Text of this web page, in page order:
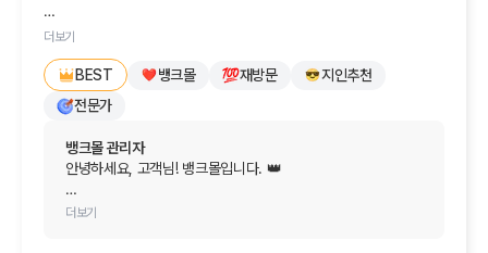
언제든 뱅크몰을 편하게 찾아주세요. 늘 고객님의 든든한
막막했던 고민은 모두 털어버리시고, 새로 맞이할 공간에서 늘
기쁜 일과 행복만 가득하시길 진심으로 응원합니다.
감사합니다!
일반적으로 대출 받으려면 발품을 팔아야 되는데
전문가 입장에서 모든것이 해결이 되어 큰 도움이 되어
너무너무 좋으네요
다음에 또 찾아뵙겠습니다.
더보기
BEST 뱅크몰 재방문
지인추천
전문가
뱅크몰 관리자
안녕하세요, 고객님! 뱅크몰입니다. 👑
변함없는 신뢰와 함께 마음이 훈훈해지는 소중한 후기를
더보기